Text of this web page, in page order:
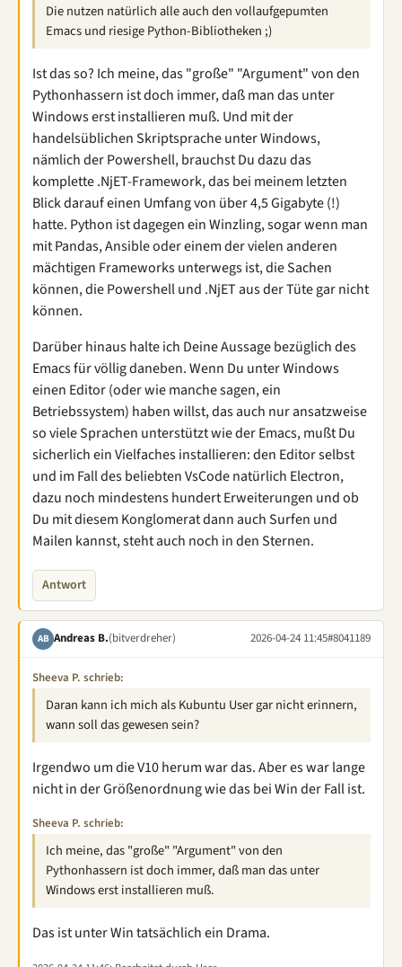
Die nutzen natürlich alle auch den vollaufgepumten
Emacs und riesige Python-Bibliotheken ;)
Ist das so? Ich meine, das "große" "Argument" von den
Pythonhassern ist doch immer, daß man das unter
Windows erst installieren muß. Und mit der
handelsüblichen Skriptsprache unter Windows,
nämlich der Powershell, brauchst Du dazu das
komplette .NjET-Framework, das bei meinem letzten
Blick darauf einen Umfang von über 4,5 Gigabyte (!)
hatte. Python ist dagegen ein Winzling, sogar wenn man
mit Pandas, Ansible oder einem der vielen anderen
mächtigen Frameworks unterwegs ist, die Sachen
können, die Powershell und .NjET aus der Tüte gar nicht
können.
Darüber hinaus halte ich Deine Aussage bezüglich des
Emacs für völlig daneben. Wenn Du unter Windows
einen Editor (oder wie manche sagen, ein
Betriebssystem) haben willst, das auch nur ansatzweise
so viele Sprachen unterstützt wie der Emacs, mußt Du
sicherlich ein Vielfaches installieren: den Editor selbst
und im Fall des beliebten VsCode natürlich Electron,
dazu noch mindestens hundert Erweiterungen und ob
Du mit diesem Konglomerat dann auch Surfen und
Mailen kannst, steht auch noch in den Sternen.
Antwort
AB Andreas B.(bitverdreher) 2026-04-24 11:45#8041189
Sheeva P. schrieb:
Daran kann ich mich als Kubuntu User gar nicht erinnern,
wann soll das gewesen sein?
Irgendwo um die V10 herum war das. Aber es war lange
nicht in der Größenordnung wie das bei Win der Fall ist.
Sheeva P. schrieb:
Ich meine, das "große" "Argument" von den
Pythonhassern ist doch immer, daß man das unter
Windows erst installieren muß.
Das ist unter Win tatsächlich ein Drama.